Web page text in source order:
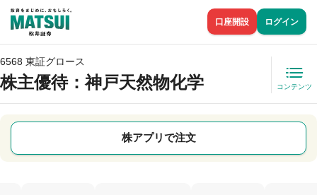
口座開設 ログイン
6568 東証グロース
株主優待：神戸天然物化学 コンテンツ
株アプリで注文